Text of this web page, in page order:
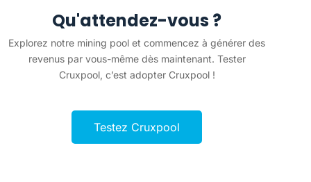
Qu'attendez-vous ?
Explorez notre mining pool et commencez à générer des
revenus par vous-même dès maintenant. Tester
Cruxpool, c’est adopter Cruxpool !
Testez Cruxpool